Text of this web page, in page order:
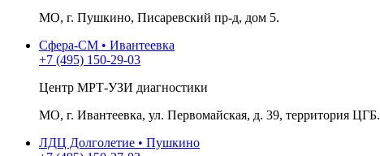
МО, г. Пушкино, Писаревский пр-д, дом 5.
Сфера-СМ • Ивантеевка
+7 (495) 150-29-03
Центр МРТ-УЗИ диагностики
МО, г. Ивантеевка, ул. Первомайская, д. 39, территория ЦГБ.
ЛДЦ Долголетие • Пушкино